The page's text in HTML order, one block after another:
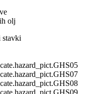
olj
stavki